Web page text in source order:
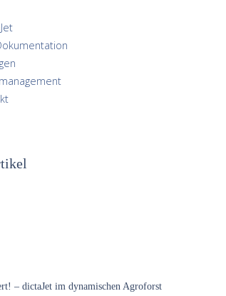
– dictaJet im dynamischen Agroforst